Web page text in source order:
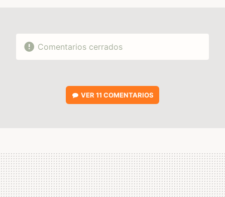
Comentarios cerrados
VER11 COMENTARIOS